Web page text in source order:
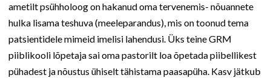
ametilt psühholoog on hakanud oma tervenemis- nõuannete
hulka lisama teshuva (meeleparandus), mis on toonud tema
patsientidele mimeid imelisi lahendusi. Üks teine GRM
piiblikooli lõpetaja sai oma pastorilt loa õpetada piibellikest
pühadest ja nõustus ühiselt tähistama paasapüha. Kasv jätkub